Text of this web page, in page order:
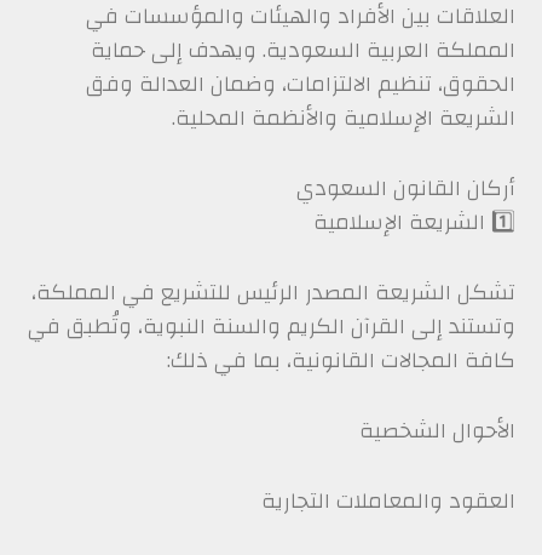
العلاقات بين الأفراد والهيئات والمؤسسات في
المملكة العربية السعودية. ويهدف إلى حماية
الحقوق، تنظيم الالتزامات، وضمان العدالة وفق
الشريعة الإسلامية والأنظمة المحلية.
أركان القانون السعودي
1️⃣ الشريعة الإسلامية
تشكل الشريعة المصدر الرئيس للتشريع في المملكة،
وتستند إلى القرآن الكريم والسنة النبوية، وتُطبق في
كافة المجالات القانونية، بما في ذلك:
الأحوال الشخصية
العقود والمعاملات التجارية